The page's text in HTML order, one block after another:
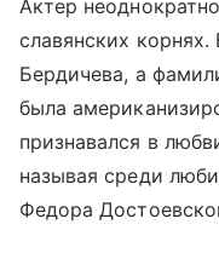
Актер
славянских
Бердичева, а
была
признавался в
называя среди
Федора